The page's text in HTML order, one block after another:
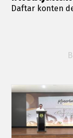
Daftar konten